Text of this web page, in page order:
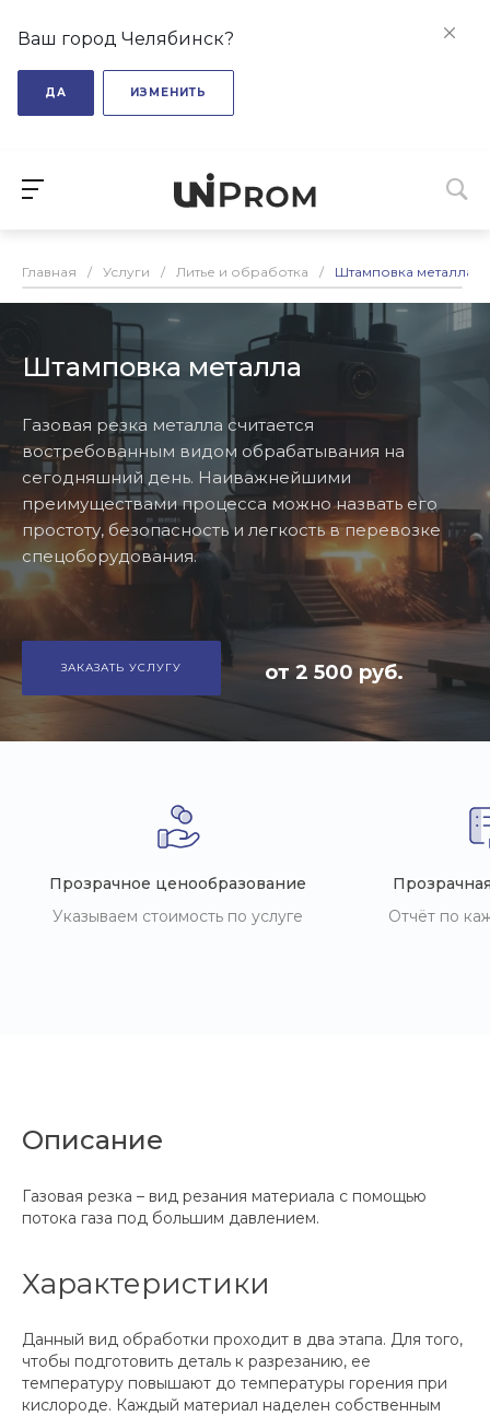
Ваш город Челябинск?
ДА ИЗМЕНИТЬ
Главная / Услуги / Литье и обработка / Штамповка металла
Штамповка металла
Газовая резка металла считается
востребованным видом обрабатывания на
сегодняшний день. Наиважнейшими
преимуществами процесса можно назвать его
простоту, безопасность и легкость в перевозке
спецоборудования.
ЗАКАЗАТЬ УСЛУГУ от 2 500 руб.
Прозрачное ценообразование
Указываем стоимость по услуге
Отчёт по
Описание
Газовая резка – вид резания материала с помощью
потока газа под большим давлением.
Характеристики
Данный вид обработки проходит в два этапа. Для того,
чтобы подготовить деталь к разрезанию, ее
температуру повышают до температуры горения при
кислороде. Каждый материал наделен собственным